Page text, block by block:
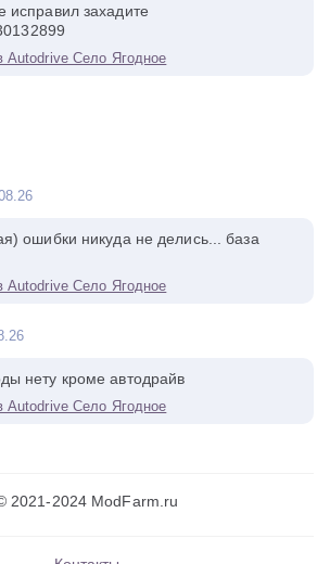
исправил захадите
Autodrive Село Ягодное
ошибки никуда не делись... база
Autodrive Село Ягодное
нету кроме автодрайв
Autodrive Село Ягодное
2021-2024 ModFarm.ru